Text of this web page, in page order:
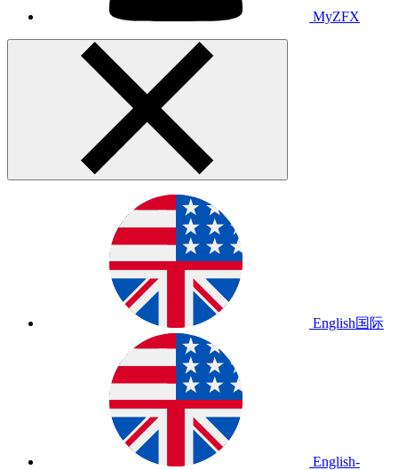
MyZFX
English国际
English-